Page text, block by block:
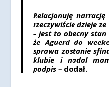
Relacjonuję
rzeczywiście dzieje
– jest to obecny stan
że Aguerd do
sprawa zostanie
klubie i nadal
podpis – dodał.